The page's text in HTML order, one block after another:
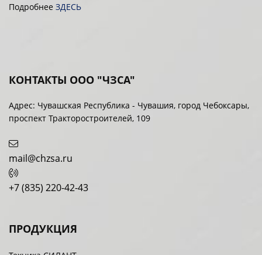
Подробнее ЗДЕСЬ
КОНТАКТЫ ООО "ЧЗСА"
Адрес: Чувашская Республика - Чувашия, город Чебоксары,
проспект Тракторостроителей, 109
mail@chzsa.ru
+7 (835) 220-42-43
ПРОДУКЦИЯ